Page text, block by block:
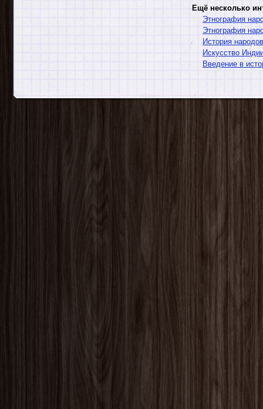
Ещё несколько
Этнография
Этнография
История
Искусство
Введение в